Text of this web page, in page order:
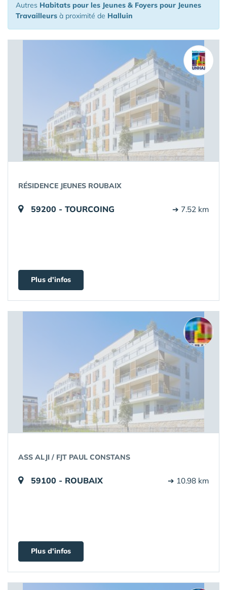
Autres Habitats pour les Jeunes & Foyers pour Jeunes
Travailleurs à proximité de Halluin
RÉSIDENCE JEUNES ROUBAIX
59200 - TOURCOING ➔ 7.52 km
Plus d'infos
ASS ALJI / FJT PAUL CONSTANS
59100 - ROUBAIX ➔ 10.98 km
Plus d'infos